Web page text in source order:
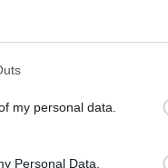
my personal data.
Personal Data.